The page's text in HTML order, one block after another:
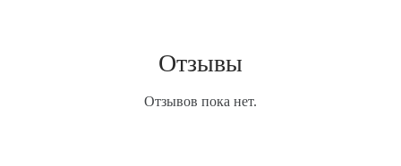
Отзывы
Отзывов пока нет.